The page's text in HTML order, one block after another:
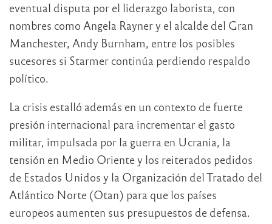
eventual disputa por el liderazgo laborista, con
nombres como Angela Rayner y el alcalde del Gran
Manchester, Andy Burnham, entre los posibles
sucesores si Starmer continúa perdiendo respaldo
político.
La crisis estalló además en un contexto de fuerte
presión internacional para incrementar el gasto
militar, impulsada por la guerra en Ucrania, la
tensión en Medio Oriente y los reiterados pedidos
de Estados Unidos y la Organización del Tratado del
Atlántico Norte (Otan) para que los países
europeos aumenten sus presupuestos de defensa.